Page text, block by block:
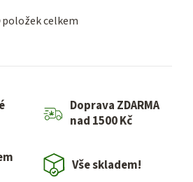
O
l
položek celkem
Doprava ZDARMA
nad 1500 Kč
Vše skladem!